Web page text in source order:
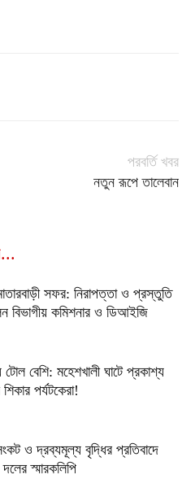
পরবর্তি খবর
নতুন রূপে তালেবান
সফর: নিরাপত্তা ও প্রস্তুতি
বিভাগীয় কমিশনার ও ডিআইজি
টোল বেশি: মহেশখালী ঘাটে প্রকাশ্য
পর্যটকেরা!
ও দ্রব্যমূল্য বৃদ্ধির প্রতিবাদে
স্মারকলিপি